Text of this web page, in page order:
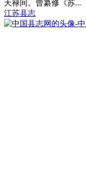
天禄间。曾纂修《苏...
江苏县志